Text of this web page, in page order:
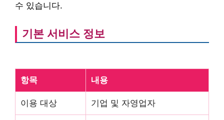
수 있습니다.
기본 서비스 정보
항목 내용
이용 대상 기업 및 자영업자